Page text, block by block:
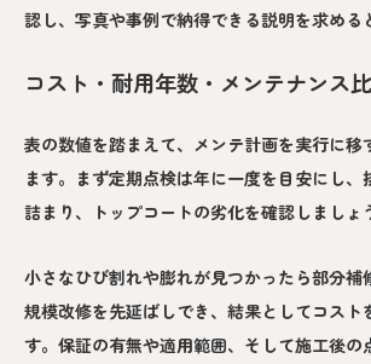
認し、写真や事例で納得できる説明を求める
コスト・耐用年数・メンテナンス
表の数値を踏まえて、メンテ計画を実行に移
ます。まず定期点検は年に一度を目安にし、
詰まり、トップコートの劣化を確認しましょ
小さなひび割れや膨れが見つかったら部分補
規模改修を先延ばしでき、結果としてコスト
す。保証の有無や適用範囲、そして施工後の